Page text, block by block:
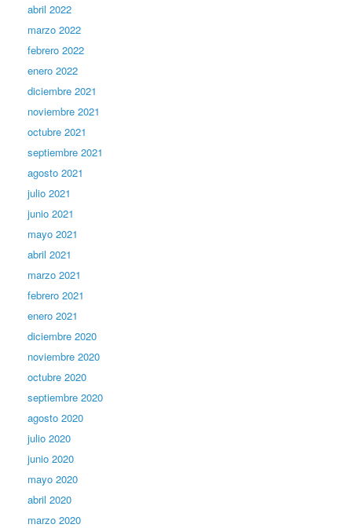
abril 2022
marzo 2022
febrero 2022
enero 2022
diciembre 2021
noviembre 2021
octubre 2021
septiembre 2021
agosto 2021
julio 2021
junio 2021
mayo 2021
abril 2021
marzo 2021
febrero 2021
enero 2021
diciembre 2020
noviembre 2020
octubre 2020
septiembre 2020
agosto 2020
julio 2020
junio 2020
mayo 2020
abril 2020
marzo 2020